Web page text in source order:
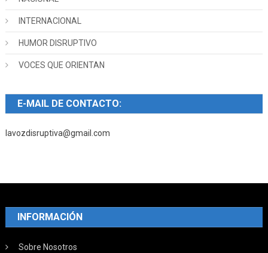
INTERNACIONAL
HUMOR DISRUPTIVO
VOCES QUE ORIENTAN
E-MAIL DE CONTACTO:
lavozdisruptiva@gmail.com
INFORMACIÓN
Sobre Nosotros